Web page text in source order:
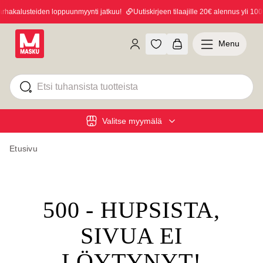
loppuunmyynti jatkuu! Uutiskirjeen tilaajille 20€ alennus yli 100€
Valitse myymälä
Menu
Etusivu
500 - HUPSISTA,
SIVUA EI